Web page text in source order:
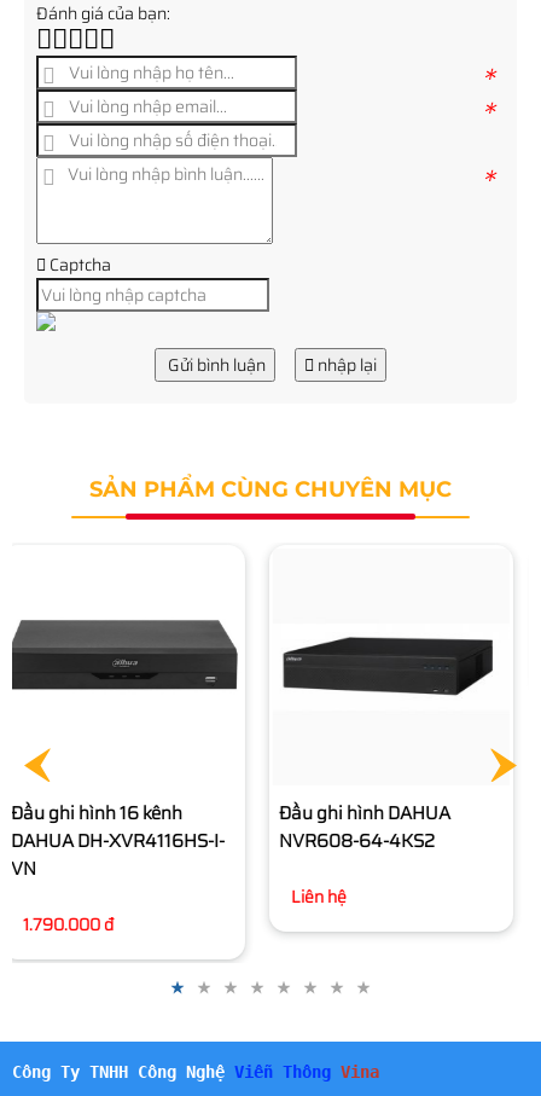
Đánh giá của bạn:
*
*
*
Captcha
Gửi bình luận nhập lại
SẢN PHẨM CÙNG CHUYÊN MỤC
Đầu ghi hình DAHUA
NVR608-64-4KS2
Đầu ghi hình DAHUA
NVR608-32-4KS2
Liên hệ
Công Ty TNHH Công Nghệ Viễn Thông Vina